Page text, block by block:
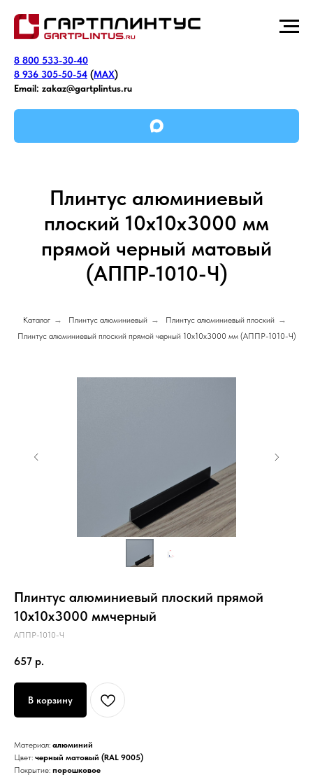
8 800 533-30-40
8 936 305-50-54 (MAX)
Email: zakaz@gartplintus.ru
Плинтус алюминиевый
плоский 10х10х3000 мм
прямой черный матовый
(АППР-1010-Ч)
Каталог → Плинтус алюминиевый → Плинтус алюминиевый плоский →
Плинтус алюминиевый плоский прямой черный 10х10х3000 мм (АППР-1010-Ч)
Плинтус алюминиевый плоский прямой
10х10х3000 ммчерный
АППР-1010-Ч
657 р.
В корзину
Материал: алюминий
Цвет: черный матовый (RAL 9005)
Покрытие: порошковое